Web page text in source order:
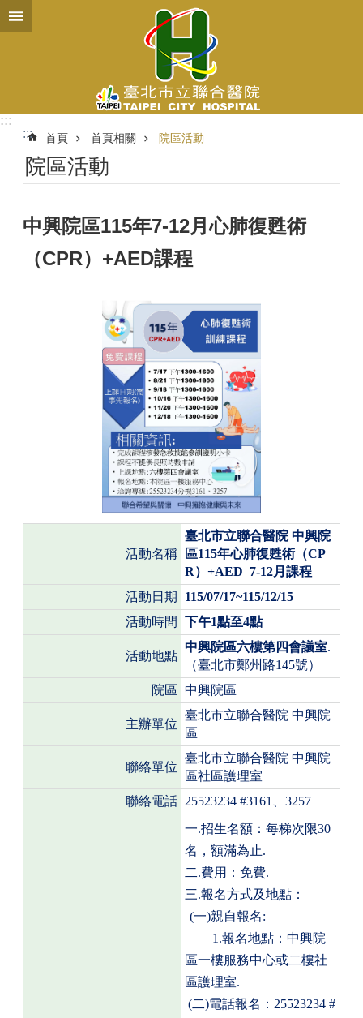
跳到主要內容區塊
:::
:::
首頁 首頁相關 院區活動
院區活動
中興院區115年7-12月心肺復甦術
（CPR）+AED課程
活動名稱
臺北市立聯合醫院 中興院
區115年心肺復甦術（CP
R） +AED 7-12月課程
活動日期
115/07/17~115/12/15
活動時間
下午1點至4點
活動地點
中興院區六樓第四會議室.
（臺北市鄭州路145號）
院區 中興院區
主辦單位
臺北市立聯合醫院 中興院
區
聯絡單位
臺北市立聯合醫院 中興院
區社區護理室
聯絡電話 25523234 #3161 3257
一.招生名額：每梯次限30
名，額滿為止.
二.費用：免費.
三.報名方式及地點：
(一)親自報名:
1.報名地點：中興院
區一樓服務中心或二樓社
區護理室.
(二)電話報名： 25523234 #